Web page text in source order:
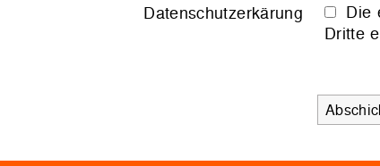
Datenschutzerkärung
Die
Dritte